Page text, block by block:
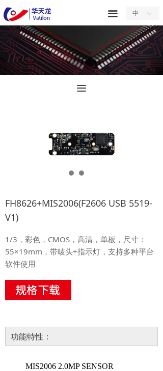
끀
首页
关于我们
产品中心
ꀅ
中
FH8626+MIS2006(F2606 USB 5519-
V1)
1/3，彩色，CMOS，高清，单板，尺寸：
55×19mm，带唛头+指示灯，支持多种平台
软件使用
功能特性：
MIS2006 2.0MP SENSOR
끀